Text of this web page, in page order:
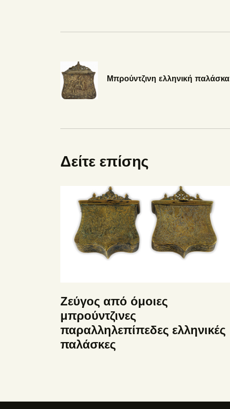
Μπρούντζινη ελληνική παλάσκα
Δείτε επίσης
Ζεύγος από όμοιες
μπρούντζινες
παραλληλεπίπεδες ελληνικές
παλάσκες